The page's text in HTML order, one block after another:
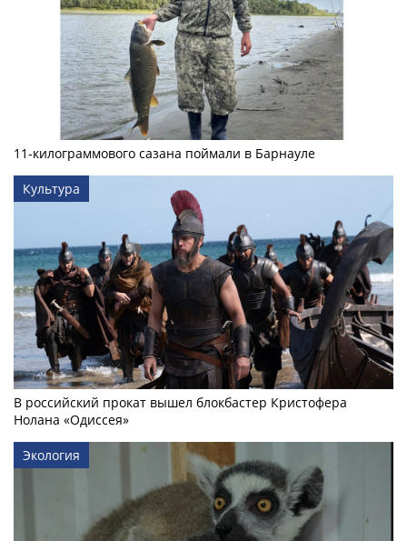
11-килограммового сазана поймали в Барнауле
Культура
В российский прокат вышел блокбастер Кристофера
Нолана «Одиссея»
Экология